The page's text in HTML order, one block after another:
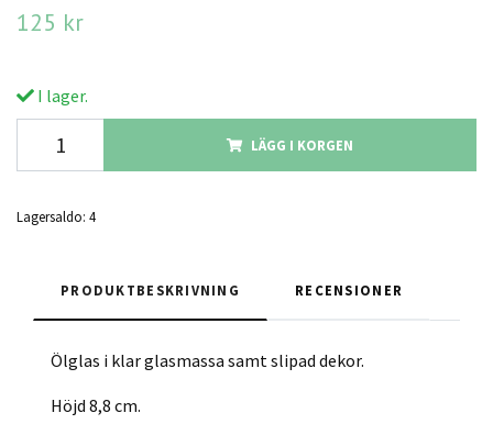
125 kr
I lager.
LÄGG I KORGEN
Lagersaldo: 4
PRODUKTBESKRIVNING RECENSIONER
Ölglas i klar glasmassa samt slipad dekor.
Höjd 8,8 cm.